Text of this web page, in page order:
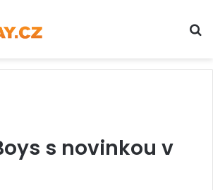
s novinkou v